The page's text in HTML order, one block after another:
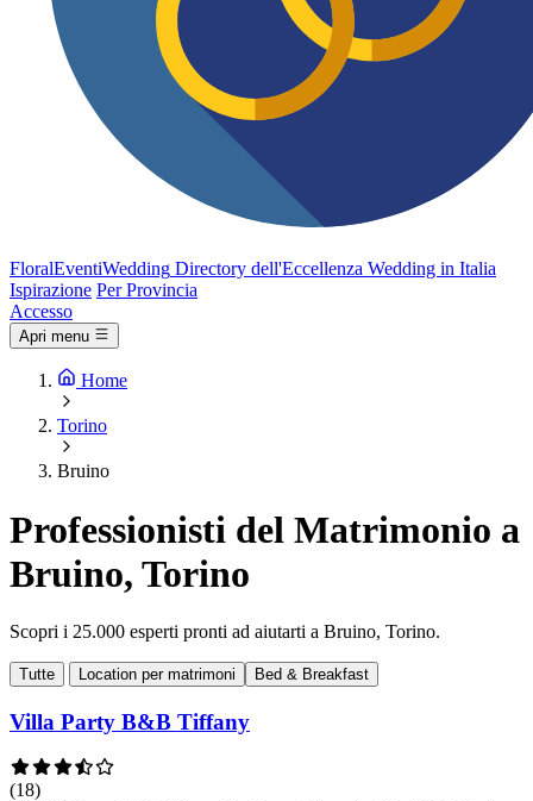
FloralEventiWedding Directory dell'Eccellenza Wedding in Italia
Ispirazione Per Provincia
Accesso
Apri menu
Home
Torino
Bruino
Professionisti del Matrimonio a
Bruino, Torino
Scopri i 25.000 esperti pronti ad aiutarti a Bruino, Torino.
Tutte Location per matrimoni Bed & Breakfast
Villa Party B&B Tiffany
(18)